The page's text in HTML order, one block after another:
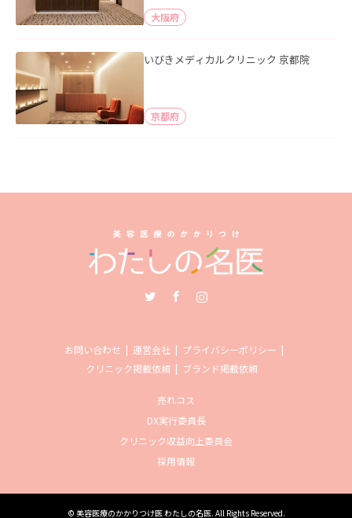
大阪府
いびきメディカルクリニック 京都院
京都府
お問い合わせ 運営会社
プライバシーポリシー
クリニック掲載依頼
ブランド掲載依頼
売れコス
DX実行委員長
クリニック収益向上委員会
採用情報
© 美容医療のかかりつけ医 わたしの名医. All Rights Reserved.